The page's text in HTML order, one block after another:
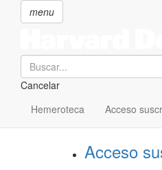
menu
Search
Cancelar
Hemeroteca Acceso
SECCIONES
Suscríbete a
Acceso